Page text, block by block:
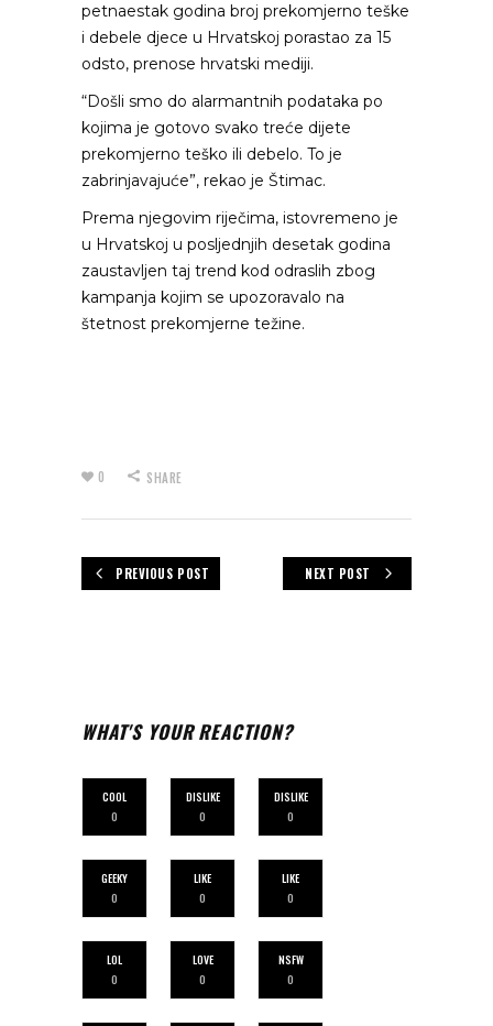
petnaestak godina broj prekomjerno teške
i debele djece u Hrvatskoj porastao za 15
odsto, prenose hrvatski mediji.
“Došli smo do alarmantnih podataka po
kojima je gotovo svako treće dijete
prekomjerno teško ili debelo. To je
zabrinjavajuće”, rekao je Štimac.
Prema njegovim riječima, istovremeno je
u Hrvatskoj u posljednjih desetak godina
zaustavljen taj trend kod odraslih zbog
kampanja kojim se upozoravalo na
štetnost prekomjerne težine.
0 SHARE
PREVIOUS POST NEXT POST
WHAT'S YOUR REACTION?
COOL
0
DISLIKE
0
DISLIKE
0
GEEKY
0
LIKE
0
LIKE
0
LOL
0
LOVE
0
NSFW
0